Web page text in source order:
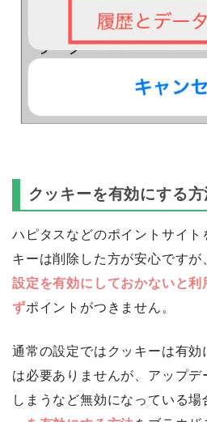
クッキーを有効にする
ハピタスなどのポイントサイト
キーは削除した方が安心ですが
設定を有効にしておかないと利
ずポイントがつきません。
通常の設定ではクッキーは有効
は必要ありませんが、アップデ
しまうなど無効になっている場